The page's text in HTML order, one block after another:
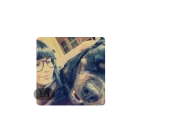
1/3